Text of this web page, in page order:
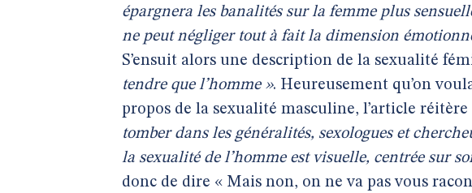
épargnera les banalités sur la femme plus
ne peut négliger tout à fait la dimension
S’ensuit alors une description de la sexualité
tendre que l’homme ». Heureusement qu’on
propos de la sexualité masculine, l’article réitère
tomber dans les généralités, sexologues et
la sexualité de l’homme est visuelle, centrée sur
donc de dire « Mais non, on ne va pas vous